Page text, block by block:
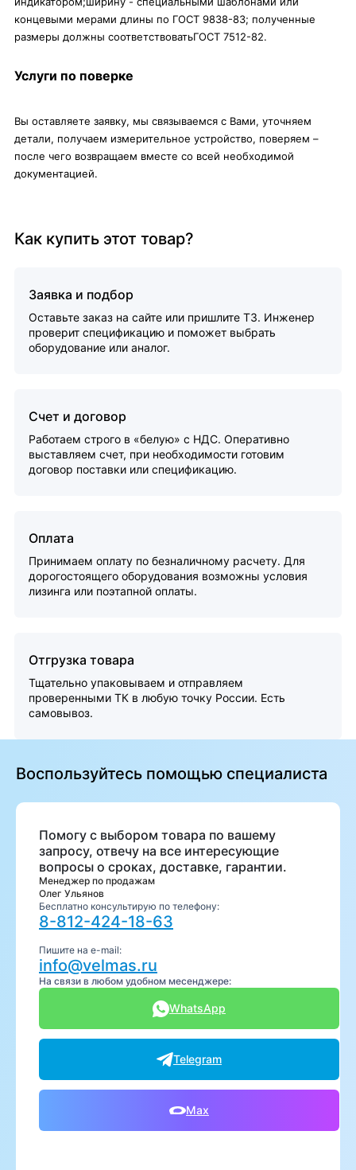
концевыми мерами длины по ГОСТ 9838-83; полученные
размеры должны соответствоватьГОСТ 7512-82.
Услуги по поверке
Вы оставляете заявку, мы связываемся с Вами, уточняем
детали, получаем измерительное устройство, поверяем –
после чего возвращаем вместе со всей необходимой
документацией.
Как купить этот товар?
Заявка и подбор
Оставьте заказ на сайте или пришлите ТЗ. Инженер
проверит спецификацию и поможет выбрать
оборудование или аналог.
Счет и договор
Работаем строго в «белую» с НДС. Оперативно
выставляем счет, при необходимости готовим
договор поставки или спецификацию.
Оплата
Принимаем оплату по безналичному расчету. Для
дорогостоящего оборудования возможны условия
лизинга или поэтапной оплаты.
Отгрузка товара
Тщательно упаковываем и отправляем
проверенными ТК в любую точку России. Есть
самовывоз.
Воспользуйтесь помощью специалиста
Помогу с выбором товара по вашему
запросу, отвечу на все интересующие
вопросы о сроках, доставке, гарантии.
Менеджер по продажам
Олег Ульянов
Бесплатно консультирую по телефону:
8-812-424-18-63
Пишите на e-mail:
info@velmas.ru
На связи в любом удобном месенджере:
WhatsApp
Telegram
Max